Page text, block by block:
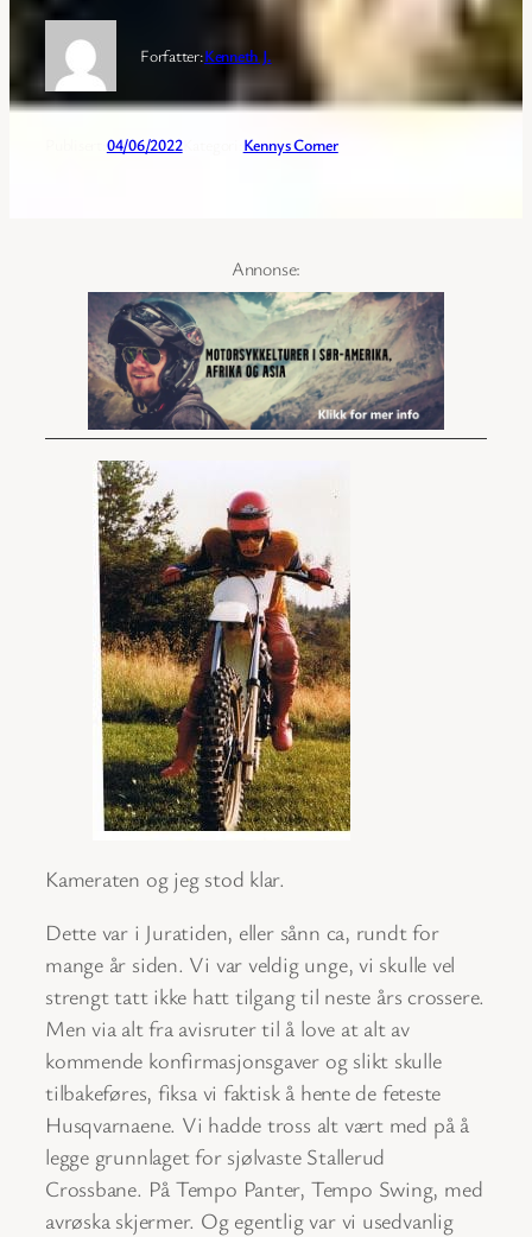
Forfatter:Kenneth J.
04/06/2022Kategori: Kennys Corner
Kameraten og jeg stod klar.
Dette var i Juratiden, eller sånn ca, rundt for
mange år siden. Vi var veldig unge, vi skulle vel
strengt tatt ikke hatt tilgang til neste års crossere.
Men via alt fra avisruter til å love at alt av
kommende konfirmasjonsgaver og slikt skulle
tilbakeføres, fiksa vi faktisk å hente de feteste
Husqvarnaene. Vi hadde tross alt vært med på å
legge grunnlaget for sjølvaste Stallerud
Crossbane. På Tempo Panter, Tempo Swing, med
avrøska skjermer. Og egentlig var vi usedvanlig